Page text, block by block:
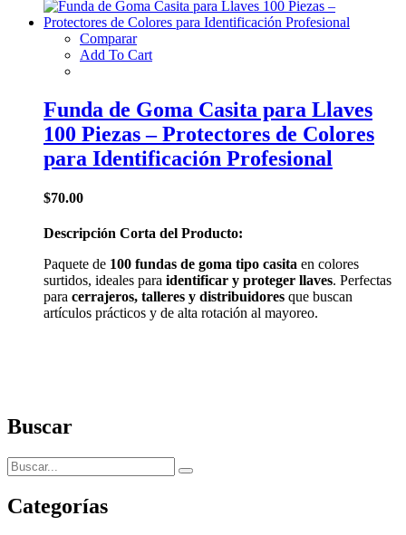
Comparar
Add To Cart
Funda de Goma Casita para Llaves
100 Piezas – Protectores de Colores
para Identificación Profesional
$70.00
Descripción Corta del Producto:
Paquete de 100 fundas de goma tipo casita en colores
surtidos, ideales para identificar y proteger llaves. Perfectas
para cerrajeros, talleres y distribuidores que buscan
artículos prácticos y de alta rotación al mayoreo.
Buscar
Search
for:
Categorías